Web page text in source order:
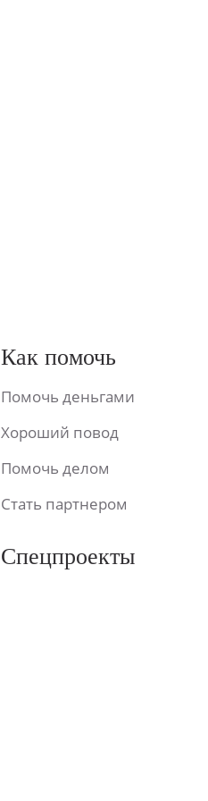
Как помочь
Помочь деньгами
Хороший повод
Помочь делом
Стать партнером
Спецпроекты